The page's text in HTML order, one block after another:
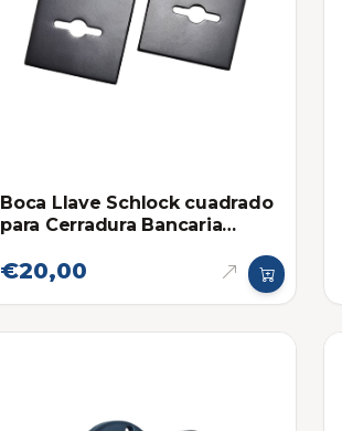
Boca Llave Schlock cuadrado
para Cerradura Bancaria
€20,00